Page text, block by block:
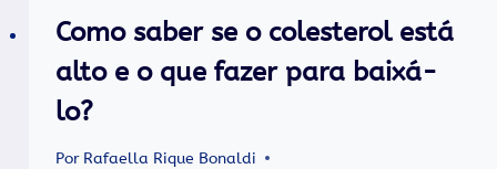
Como saber se o colesterol está
alto e o que fazer para baixá-
lo?
Por Rafaella Rique Bonaldi